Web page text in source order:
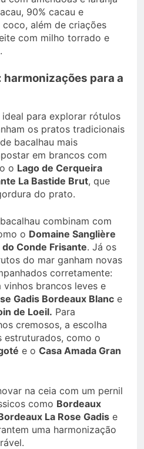
90% cacau e
além de criações
com milho torrado e
para a
para explorar rótulos
os pratos tradicionais
bacalhau mais
em brancos com
o Lago de Cerqueira
La Bastide Brut, que
do prato.
combinam com
o Domaine Sanglière
do Conde Frisante. Já os
do mar ganham novas
corretamente:
brancos leves e
Gadis Bordeaux Blanc e
de Loeil. Para
cremosos, a escolha
estruturados, como o
e o Casa Amada Gran
na ceia com um pernil
como Bordeaux
La Rose Gadis e
uma harmonização